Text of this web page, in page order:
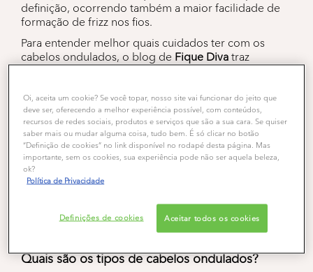
definição, ocorrendo também a maior facilidade de
formação de frizz nos fios.
Para entender melhor quais cuidados ter com os
cabelos ondulados, o blog de Fique Diva traz
O que faz o cabelo ser ondulado?
Ocabelo onduladogeralmente é confundido com o
cabelo liso, uma vez que ele possui menos definição,
dificultando a identificação da textura dos fios.
Diferente do cabelo cacheado, o cabelo ondulado
possui raiz com leves ondulações nos fios, sendo
curvatura.
Quais são os tipos de cabelos ondulados?
Oi, aceita um cookie? Se você topar, nosso site vai funcionar do jeito que
deve ser, oferecendo a melhor experiência possível, com conteúdos,
recursos de redes sociais, produtos e serviços que são a sua cara. Se quiser
saber mais ou mudar alguma coisa, tudo bem. É só clicar no botão
“Definição de cookies” no link disponível no rodapé desta página. Mas
importante, sem os cookies, sua experiência pode não ser aquela beleza,
ok?
Política de Privacidade
Definições de cookies Aceitar todos os cookies